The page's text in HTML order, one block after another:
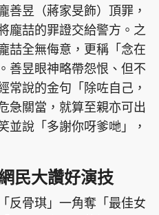
善昱（蔣家旻飾）頂罪，
龐喆的罪證交給警方。之
喆全無侮意，更稱「念在
善昱眼神略帶怨恨、但不
常說的金句「除咗自己，
急關當，就算至親亦可出
並說「多謝你呀爹哋」，
民大讚好演技
反骨琪」一角奪「最佳女